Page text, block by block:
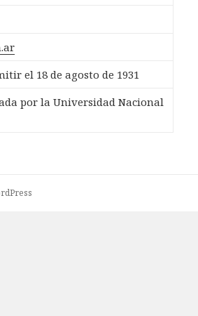
el 18 de agosto de 1931
por la Universidad Nacional